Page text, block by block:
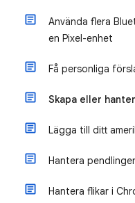
Använda flera
en Pixel-enhet
Få personliga
Skapa eller
Lägga till ditt
Hantera
Hantera flikar i